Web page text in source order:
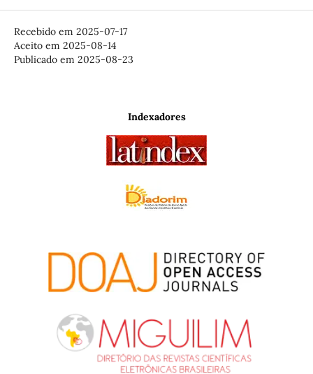
Recebido em 2025-07-17
Aceito em 2025-08-14
Publicado em 2025-08-23
Indexadores